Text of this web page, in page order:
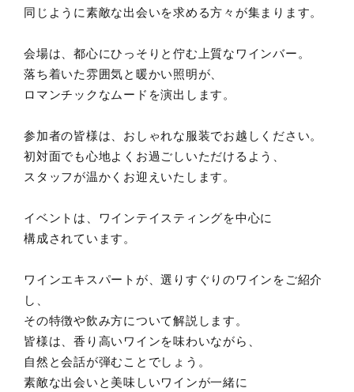
同じように素敵な出会いを求める方々が集まります。
会場は、都心にひっそりと佇む上質なワインバー。
落ち着いた雰囲気と暖かい照明が、
ロマンチックなムードを演出します。
参加者の皆様は、おしゃれな服装でお越しください。
初対面でも心地よくお過ごしいただけるよう、
スタッフが温かくお迎えいたします。
イベントは、ワインテイスティングを中心に
構成されています。
ワインエキスパートが、選りすぐりのワインをご紹介
し、
その特徴や飲み方について解説します。
皆様は、香り高いワインを味わいながら、
自然と会話が弾むことでしょう。
素敵な出会いと美味しいワインが一緒に